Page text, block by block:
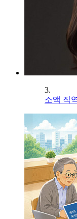
3.
소액 직